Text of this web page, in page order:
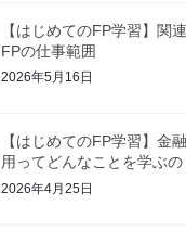
【はじめてのFP学習】関
FPの仕事範囲
2026年5月16日
【はじめてのFP学習】金
用ってどんなことを学ぶの
2026年4月25日